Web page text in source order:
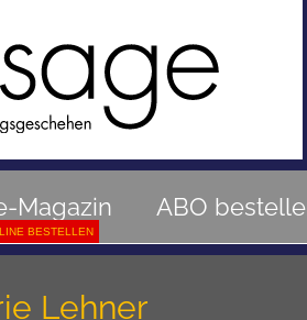
Magazin ABO
BESTELLEN
Lehner